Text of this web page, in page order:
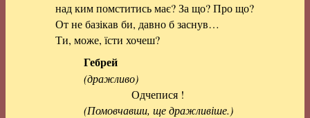
над ким помститись має? За що? Про що?
От не базікав би, давно б заснув…
Ти, може, їсти хочеш?
Гебрей
(дражливо)
Одчепися !
(Помовчавши, ще дражливіше.)